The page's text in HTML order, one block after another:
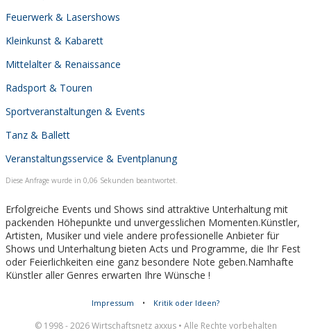
Feuerwerk & Lasershows
Kleinkunst & Kabarett
Mittelalter & Renaissance
Radsport & Touren
Sportveranstaltungen & Events
Tanz & Ballett
Veranstaltungsservice & Eventplanung
Diese Anfrage wurde in 0,06 Sekunden beantwortet.
Erfolgreiche Events und Shows sind attraktive Unterhaltung mit
packenden Höhepunkte und unvergesslichen Momenten.Künstler,
Artisten, Musiker und viele andere professionelle Anbieter für
Shows und Unterhaltung bieten Acts und Programme, die Ihr Fest
oder Feierlichkeiten eine ganz besondere Note geben.Namhafte
Künstler aller Genres erwarten Ihre Wünsche !
Impressum • Kritik oder Ideen?
© 1998 - 2026 Wirtschaftsnetz axxus • Alle Rechte vorbehalten